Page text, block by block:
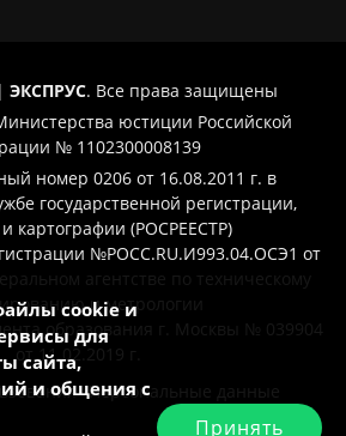
ЭКСПРУС. Все права защищены
юстиции Российской
№ 1102300008139
номер 0206 от 16.08.2011 г. в
государственной регистрации,
и картографии (РОСРЕЕСТР)
№РОСС.RU.И993.04.ОСЭ1 от
и метрологии
образования г. Москвы № 039904
от 11.02.2019 г.
Персональные данные
cookie и
для
сайта,
и общения с
Принять